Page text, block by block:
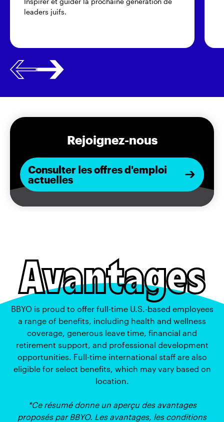
leaders juifs.
Rejoignez-nous
Consulter les offres d'emploi
actuelles
Avantages
BBYO is proud to offer full-time U.S.-based employees
a range of benefits, including health and wellness
coverage, generous leave time, financial and
retirement support, and professional development
opportunities. Full-time international staff are also
eligible for select benefits, which may vary based on
location.
*Ce résumé donne un aperçu des avantages
proposés par BBYO. Les avantages, les conditions